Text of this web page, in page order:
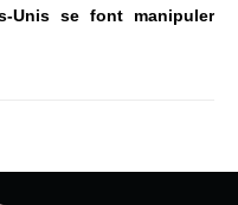
Unis se font manipuler